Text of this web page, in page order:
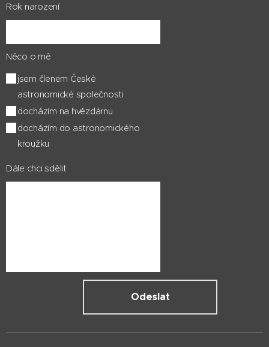
Rok narození
Něco o mě
jsem členem České
astronomické společnosti
docházím na hvězdárnu
docházím do astronomického
kroužku
Dále chci sdělit
Odeslat